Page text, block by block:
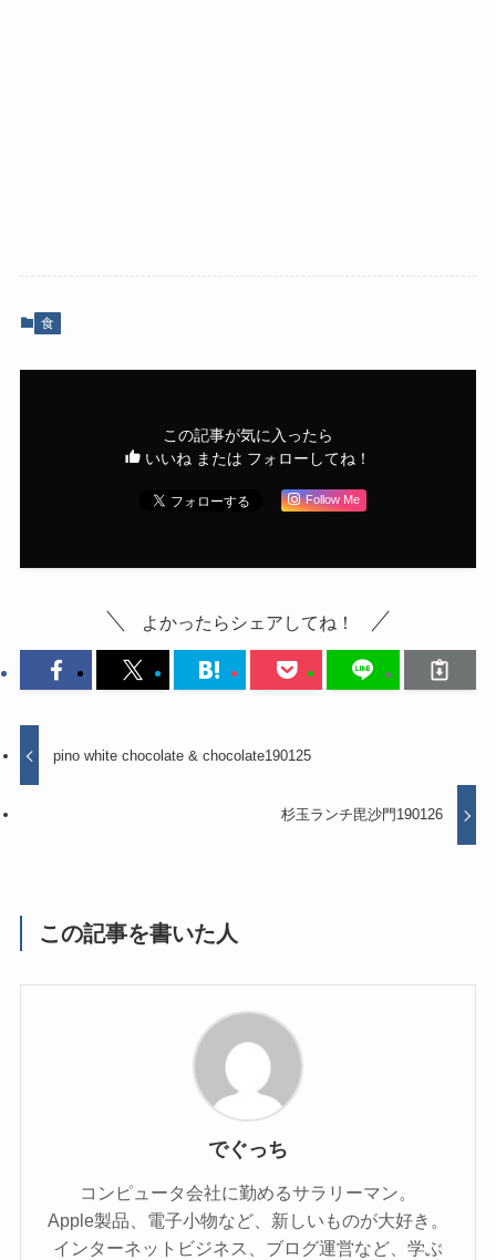
食
この記事が気に入ったら
いいね または フォローしてね！
Follow Me
よかったらシェアしてね！
pino white chocolate & chocolate190125
杉玉ランチ毘沙門190126
この記事を書いた人
でぐっち
コンピュータ会社に勤めるサラリーマン。
Apple製品、電子小物など、新しいものが大好き。
インターネットビジネス、ブログ運営など、学ぶ